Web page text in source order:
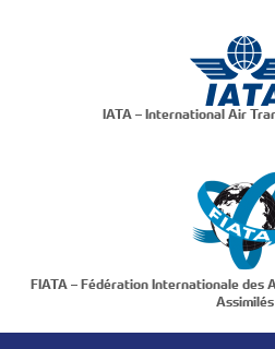
IATA – International Air
FIATA – Fédération Internationale des
Assimilés